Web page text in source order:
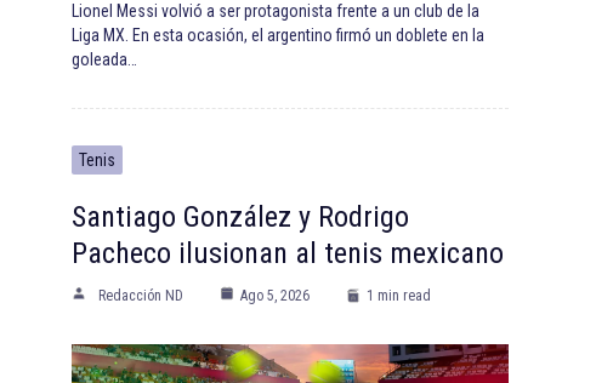
Lionel Messi volvió a ser protagonista frente a un club de la
Liga MX. En esta ocasión, el argentino firmó un doblete en la
goleada…
Tenis
Santiago González y Rodrigo
Pacheco ilusionan al tenis mexicano
Redacción ND Ago 5, 2026 1 min read